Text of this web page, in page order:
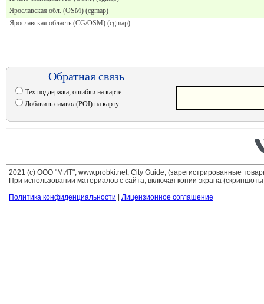
Ярославская обл. (OSM) (cgmap)
Ярославская область (CG/OSM) (cgmap)
Обратная связь
Тех.поддержка, ошибки на карте
Добавить символ(POI) на карту
2021 (c) ООО "МИТ", www.probki.net, City Guide, (зарегистрированные
При использовании материалов с сайта, включая копии экрана
Политика конфиденциальности | Лицензионное соглашение